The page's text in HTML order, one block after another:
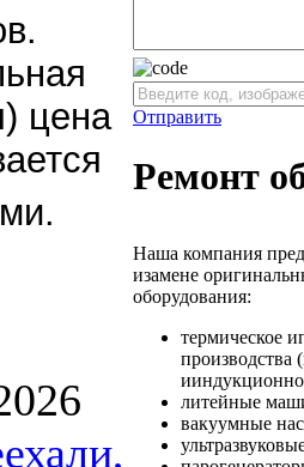
цена
Отправить
Ремонт
Наша компания
изамене
оборудования:
термическое
производства
литейные
вакуумные